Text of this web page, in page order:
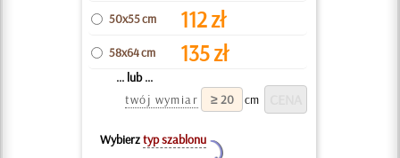
50x55 cm 112zł
58x64 cm 135zł
... lub ...
twój wymiar
cm
Wybierztyp szablonu
Y